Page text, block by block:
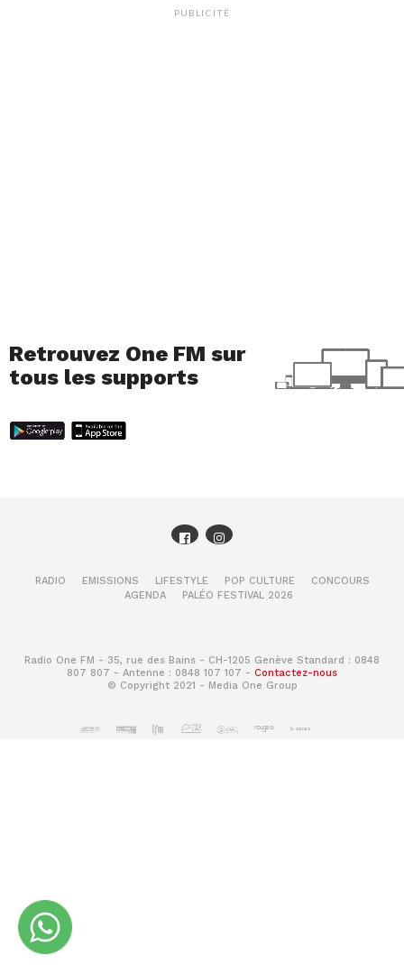
PUBLICITÉ
Retrouvez One FM sur
tous les supports
RADIO EMISSIONS LIFESTYLE POP CULTURE
CONCOURS
AGENDA
PALÉO FESTIVAL 2026
Radio One FM - 35, rue des Bains - CH-1205 Genève Standard : 0848
807 807 - Antenne : 0848 107 107 - Contactez-nous
© Copyright 2021 - Media One Group